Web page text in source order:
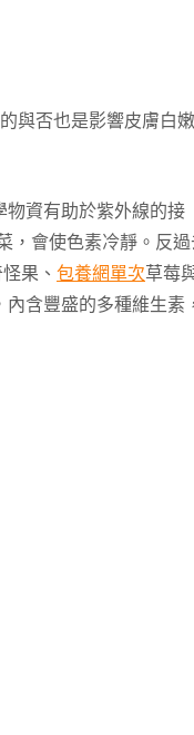
與否也是影響皮膚白嫩
資有助於紫外線的接
，會使色素冷靜。反
果、 包養網單次草莓
內含豐盛的多種維生素